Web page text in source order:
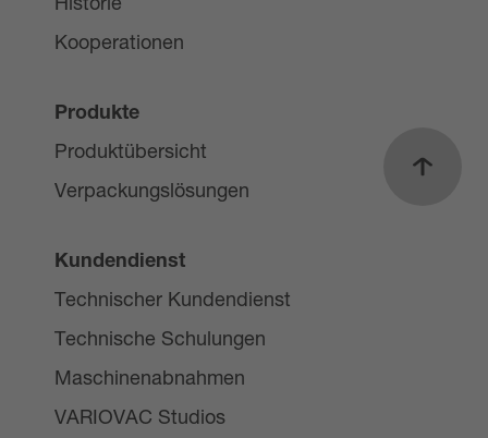
Nach
Historie
Kooperationen
Produkte
Produktübersicht
Verpackungslösungen
Kundendienst
Technischer Kundendienst
Technische Schulungen
Maschinenabnahmen
VARIOVAC Studios